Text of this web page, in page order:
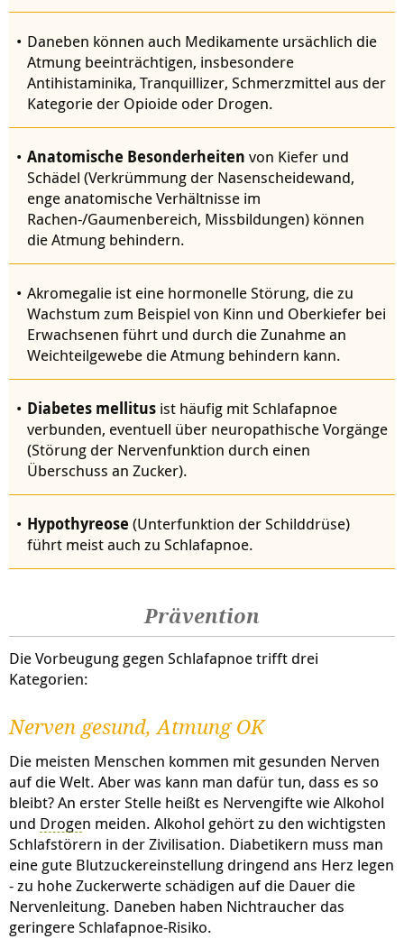
Daneben können auch Medikamente ursächlich die
Atmung beeinträchtigen, insbesondere
Antihistaminika, Tranquillizer, Schmerzmittel aus der
Kategorie der Opioide oder Drogen.
Anatomische Besonderheiten von Kiefer und
Schädel (Verkrümmung der Nasenscheidewand,
enge anatomische Verhältnisse im
Rachen-/Gaumenbereich, Missbildungen) können
die Atmung behindern.
Akromegalie ist eine hormonelle Störung, die zu
Wachstum zum Beispiel von Kinn und Oberkiefer bei
Erwachsenen führt und durch die Zunahme an
Weichteilgewebe die Atmung behindern kann.
Diabetes mellitus ist häufig mit Schlafapnoe
verbunden, eventuell über neuropathische Vorgänge
(Störung der Nervenfunktion durch einen
Überschuss an Zucker).
Hypothyreose (Unterfunktion der Schilddrüse)
führt meist auch zu Schlafapnoe.
Prävention
Die Vorbeugung gegen Schlafapnoe trifft drei
Kategorien:
Nerven gesund, Atmung OK
Die meisten Menschen kommen mit gesunden Nerven
auf die Welt. Aber was kann man dafür tun, dass es so
bleibt? An erster Stelle heißt es Nervengifte wie Alkohol
und Drogen meiden. Alkohol gehört zu den wichtigsten
Schlafstörern in der Zivilisation. Diabetikern muss man
eine gute Blutzuckereinstellung dringend ans Herz legen
- zu hohe Zuckerwerte schädigen auf die Dauer die
Nervenleitung. Daneben haben Nichtraucher das
geringere Schlafapnoe-Risiko.